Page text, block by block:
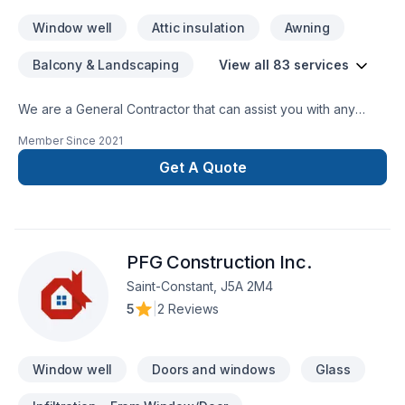
Window well Attic insulation Awning
Balcony & Landscaping View all 83 services
We are a General Contractor that can assist you with any
Member Since 2021
Get A Quote
PFG Construction Inc.
Saint-Constant, J5A 2M4
5
2 Reviews
Window well Doors and windows Glass